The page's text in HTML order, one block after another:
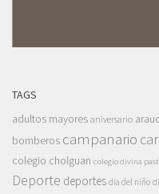
TAGS
adultos mayores aniversario
bomberos campanario
colegio cholguan colegio divina
Deporte deportes dia del niño